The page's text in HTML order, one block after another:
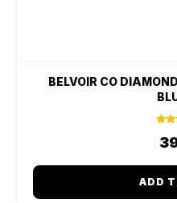
BELVOIR CO
ADD